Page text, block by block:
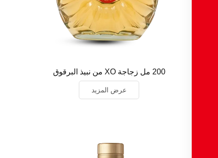
عرض المزيد